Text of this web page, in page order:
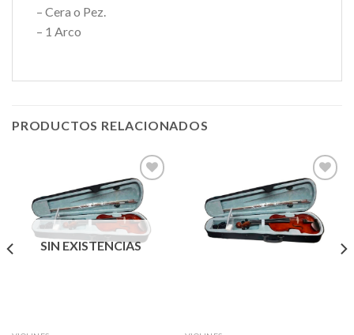
– Cera o Pez.
– 1 Arco
PRODUCTOS RELACIONADOS
Añadir
a la
lista de
deseos
SIN EXISTENCIAS
Añadir
a la
lista de